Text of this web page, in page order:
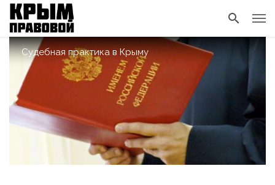
Судебная практика в Крыму